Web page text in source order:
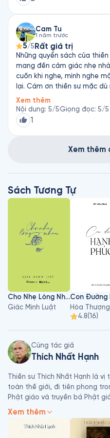
Cam Tu
1 năm trước
5/5 Rất giá trị
Những quyển sách của
mang đến cảm giác nhẹ
cuốn khi nghe, mình nghe
lại. Cám ơn thiền sư mặc
những giá trị sống những
mãi…
Xem thêm
Nội dung: 5/5Giọng đọc: 5/5
1
Xem thêm
Sách Tương Tự
Cho Nhẹ Lòng Nhau
Giác Minh Luật
4.8(16)
Cùng tác giả
Thích Nhất Hạnh
Thiền sư Thích Nhất Hạnh là
toàn thế giới, đi tiên phong
Phật giáo và truyền bá Phật
người đưa ra khái niệm “đạo
Buddhism), nghĩa là mang
hàng ngày và các vấn đề xã
Xem thêm